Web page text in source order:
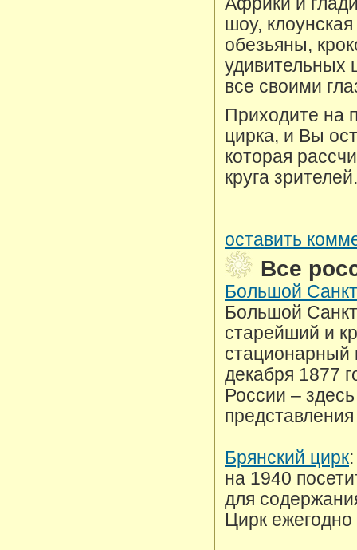
шоу,
обезьяны,
удивительных
все своими
Приходите на
цирка, и Вы
которая
круга зрителей.
оставить
Все
Большой
Большой
старейший и
стационарный
декабря 1877
России –
Брянский цирк
на 1940
для
Цирк